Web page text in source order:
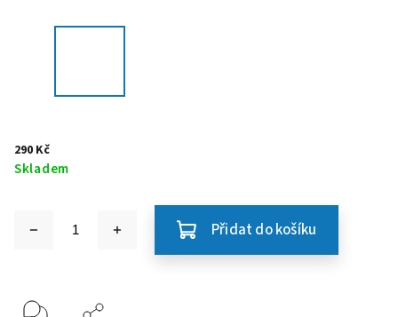
290 Kč
Skladem
Přidat do košíku